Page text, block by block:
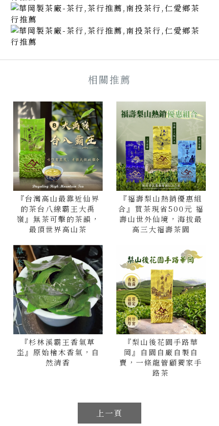
『台灣高山最靠近仙界
的茶台八線霸王大禹
嶺』無茶可擊的茶韻，
最頂世界高山茶
『福壽梨山熱銷優惠組
合』買茶現省500元 福
壽山世外仙境，海拔最
高三大福壽茶園
『杉林溪霸王香氣草
坔』原始檜木香氣，自
然清香
『梨山後花園手路華
岡』自園自廠自製自
賣，一條龍管顧獨家手
路茶
上一頁